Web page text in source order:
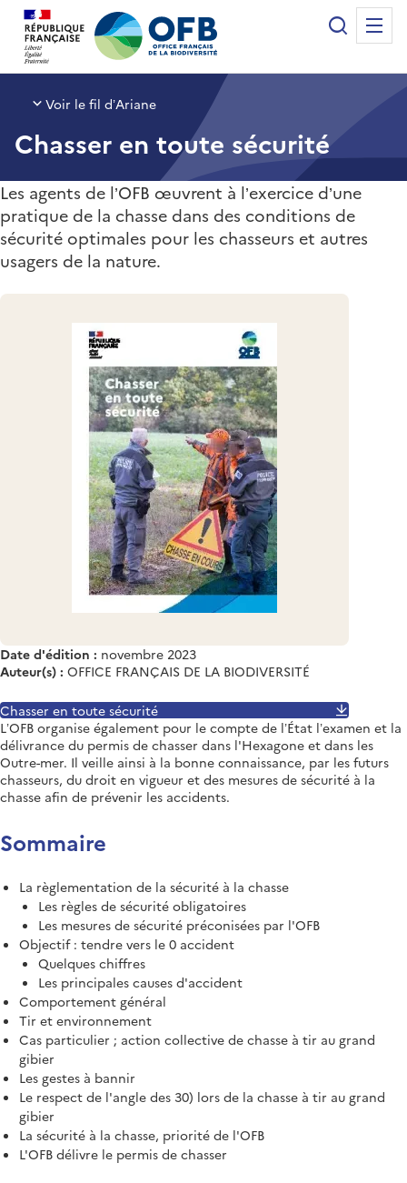
Office français de la biodiversité
Recherche
Voir le fil d’Ariane
Chasser en toute sécurité
Les agents de l’OFB œuvrent à l’exercice d’une
pratique de la chasse dans des conditions de
sécurité optimales pour les chasseurs et autres
usagers de la nature.
Date d'édition : novembre 2023
Auteur(s) : OFFICE FRANÇAIS DE LA BIODIVERSITÉ
Chasser en toute sécurité
L’OFB organise également pour le compte de l’État l’examen et la
délivrance du permis de chasser dans l'Hexagone et dans les
Outre-mer. Il veille ainsi à la bonne connaissance, par les futurs
chasseurs, du droit en vigueur et des mesures de sécurité à la
chasse afin de prévenir les accidents.
Sommaire
La règlementation de la sécurité à la chasse
Les règles de sécurité obligatoires
Les mesures de sécurité préconisées par l'OFB
Objectif : tendre vers le 0 accident
Quelques chiffres
Les principales causes d'accident
Comportement général
Tir et environnement
Cas particulier ; action collective de chasse à tir au grand
gibier
Les gestes à bannir
Le respect de l'angle des 30) lors de la chasse à tir au grand
gibier
La sécurité à la chasse, priorité de l'OFB
L'OFB délivre le permis de chasser
Panneau de gestion des cookies